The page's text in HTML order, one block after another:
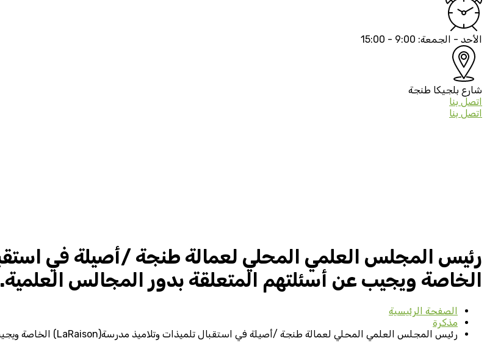
الأحد - الجمعة: 9:00 - 15:00
شارع بلجيكا طنجة
اتصل بنا
اتصل بنا
الخاصة ويجيب عن أسئلتهم المتعلقة بدور المجالس العلمية.
الصفحة الرئيسية
مذكرة
رئيس المجلس العلمي المحلي لعمالة طنجة /أصيلة في استقبال تلميذات وتلاميذ مدرسة(LaRaison) الخاصة ويجيب عن أسئلتهم المتعلقة بدور المجالس العلمية.